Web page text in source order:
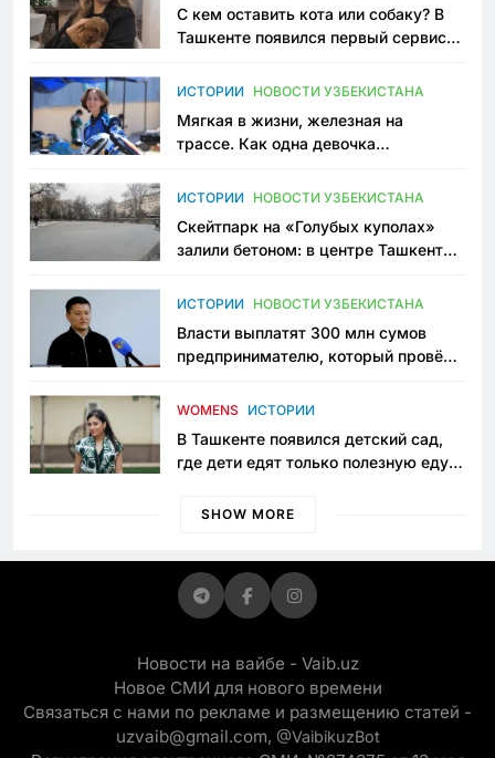
С кем оставить кота или собаку? В
Ташкенте появился первый сервис
ИСТОРИИ НОВОСТИ УЗБЕКИСТАНА
Мягкая в жизни, железная на
трассе. Как одна девочка
Узбекистане
ИСТОРИИ НОВОСТИ УЗБЕКИСТАНА
Скейтпарк на «Голубых куполах»
залили бетоном: в центре Ташкента
пространство
ИСТОРИИ НОВОСТИ УЗБЕКИСТАНА
Власти выплатят 300 млн сумов
предпринимателю, который провёл
приговору
WOMENS ИСТОРИИ
В Ташкенте появился детский сад,
где дети едят только полезную еду.
просить «кашу без сахара»
SHOW MORE
Новости на вайбе - Vaib.uz
Новое СМИ для нового времени
Связаться с нами по рекламе и размещению статей -
uzvaib@gmail.com, @VaibikuzBot